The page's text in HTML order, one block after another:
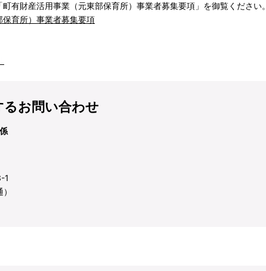
有財産活用事業（元東部保育所）事業者募集要項」を御覧ください。
育所）事業者募集要項
お問い合わせ
1